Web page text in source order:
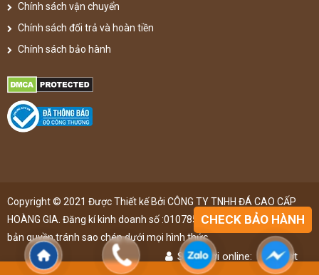
Chính sách vận chuyển
Chính sách đổi trả và hoàn tiền
Chính sách bảo hành
Copyright © 2021 Được Thiết kế Bởi CÔNG TY TNHH ĐÁ CAO CẤP
HOÀNG GIA. Đăng kí kinh doanh số :0107851148 ,đã được đăng kí
bản quyền,tránh sao chép dưới mọi hình thức
Số người online: 46 lượt
CHECK BẢO HÀNH